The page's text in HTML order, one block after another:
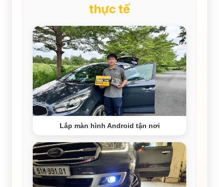
thực tế
Lắp màn hình Android tận nơi